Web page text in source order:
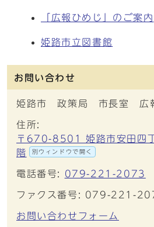
「広報ひめじ」のご案内
姫路市立図書館
お問い合わせ
姫路市 政策局 市長室 広
住所:
〒670-8501 姫路市安田四
階
別ウィンドウで開く
電話番号: 079-221-2073
ファクス番号: 079-221-
お問い合わせフォーム